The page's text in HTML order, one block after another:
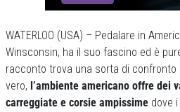
WATERLOO (USA) – Pedalare in
Winsconsin, ha il suo fascino ed è
racconto trova una sorta di confronto
vero, l’ambiente americano offre dei
carreggiate e corsie ampissime dove